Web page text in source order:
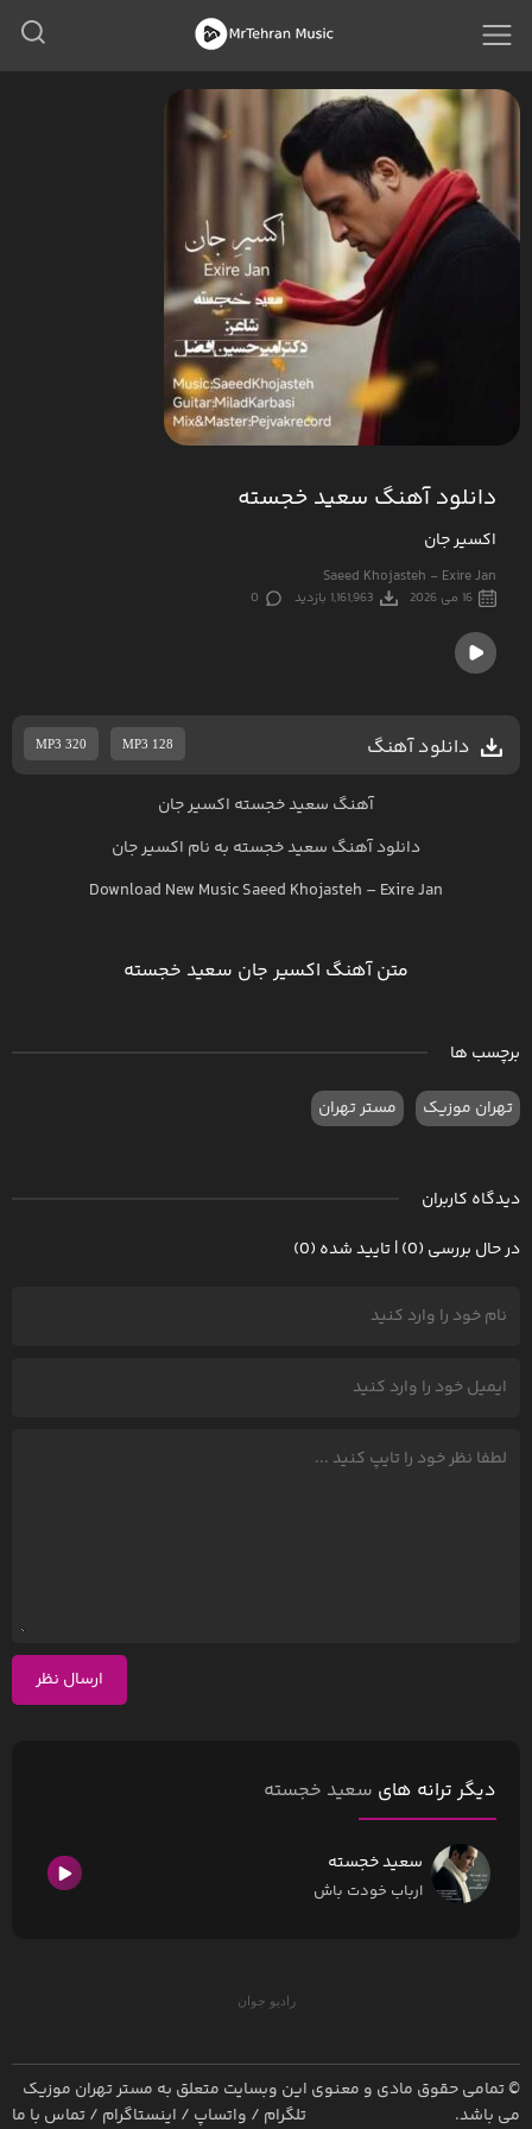
دانلود آهنگ سعید خجسته
اکسیر جان
Saeed Khojasteh - Exire Jan
16 می 2026 1,161,963 بازدید 0
دانلود آهنگ MP3 320 MP3 128
آهنگ سعید خجسته اکسیر جان
دانلود آهنگ سعید خجسته به نام اکسیر جان
Download New MusicSaeed Khojasteh – Exire Jan
متن آهنگ اکسیر جان سعید خجسته
برچسب ها
تهران موزیک مستر تهران
دیدگاه کاربران
در حال بررسی (0) | تایید شده (0)
ارسال نظر
دیگر ترانه های سعید خجسته
سعید خجسته
ارباب خودت باش
رادیو جوان
© تمامی حقوق مادی و معنوی این وبسایت متعلق به مستر تهران موزیک
می باشد.
تلگرام / واتساپ / اینستاگرام /تماس با ما